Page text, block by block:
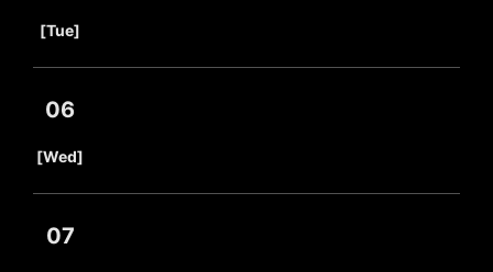
[Tue]
06
[Wed]
07